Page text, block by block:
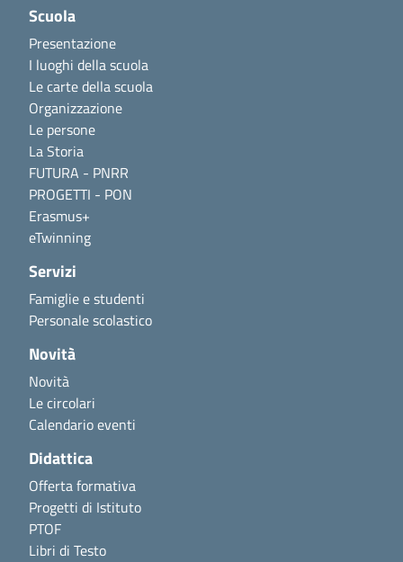
Scuola
Presentazione
I luoghi della scuola
Le carte della scuola
Organizzazione
Le persone
La Storia
FUTURA - PNRR
PROGETTI - PON
Erasmus+
eTwinning
Servizi
Famiglie e studenti
Personale scolastico
Novità
Novità
Le circolari
Calendario eventi
Didattica
Offerta formativa
Progetti di Istituto
PTOF
Libri di Testo